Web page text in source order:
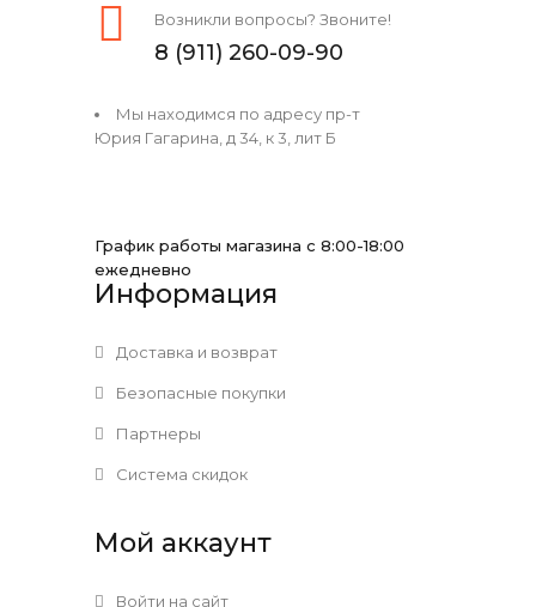
Возникли вопросы? Звоните!
8 (911) 260-09-90
Мы находимся по адресу пр-т
Юрия Гагарина, д 34, к 3, лит Б
График работы магазина с 8:00-18:00
ежедневно
Информация
Доставка и возврат
Безопасные покупки
Партнеры
Система скидок
Мой аккаунт
Войти на сайт